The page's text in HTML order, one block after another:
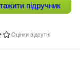
підручник
Оцінки відсутні